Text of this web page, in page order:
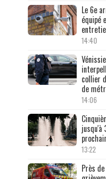
Le 6e
équipé
14:40
collier
de
14:06
jusqu'à
13:22
Près